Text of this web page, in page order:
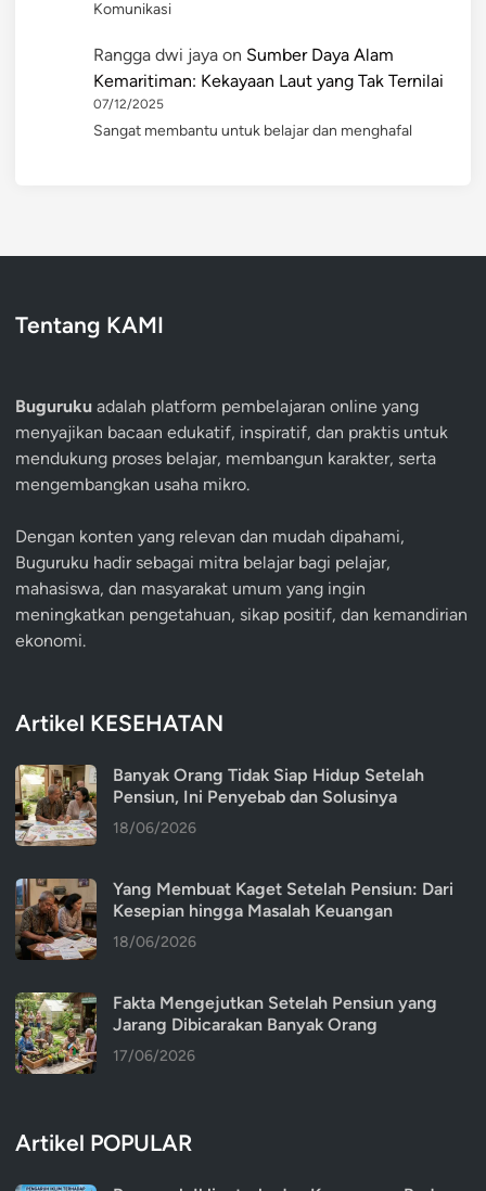
Komunikasi
Rangga dwi jaya on Sumber Daya Alam
Kemaritiman: Kekayaan Laut yang Tak Ternilai
07/12/2025
Sangat membantu untuk belajar dan menghafal
Tentang KAMI
Buguruku adalah platform pembelajaran online yang
menyajikan bacaan edukatif, inspiratif, dan praktis untuk
mendukung proses belajar, membangun karakter, serta
mengembangkan usaha mikro.
Dengan konten yang relevan dan mudah dipahami,
Buguruku hadir sebagai mitra belajar bagi pelajar,
mahasiswa, dan masyarakat umum yang ingin
meningkatkan pengetahuan, sikap positif, dan kemandirian
ekonomi.
Artikel KESEHATAN
Banyak Orang Tidak Siap Hidup Setelah
Pensiun, Ini Penyebab dan Solusinya
18/06/2026
Yang Membuat Kaget Setelah Pensiun: Dari
Kesepian hingga Masalah Keuangan
18/06/2026
Fakta Mengejutkan Setelah Pensiun yang
Jarang Dibicarakan Banyak Orang
17/06/2026
Artikel POPULAR